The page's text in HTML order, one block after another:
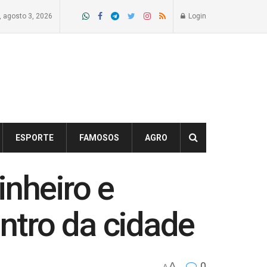
agosto 3, 2026 Login
ESPORTE FAMOSOS AGRO
e
da cidade